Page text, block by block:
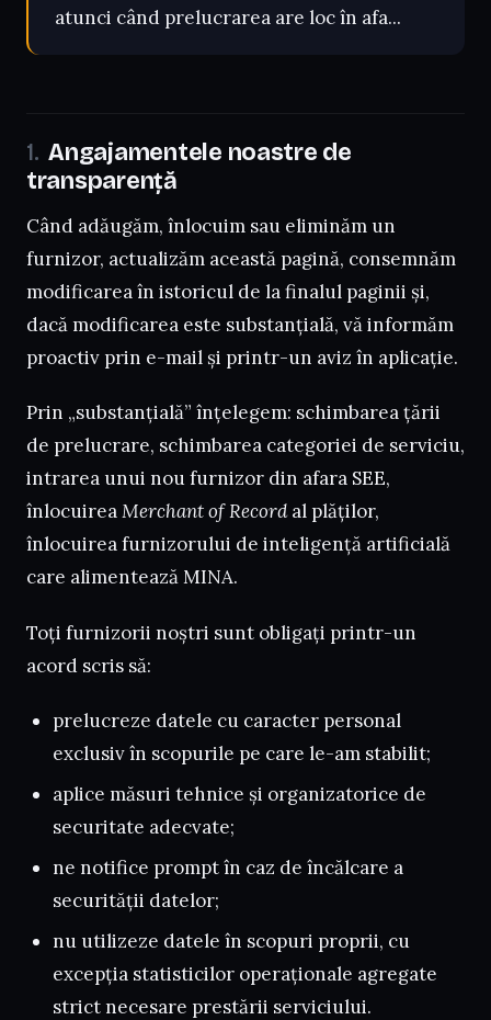
atunci când prelucrarea are loc în afa...
Angajamentele noastre de
transparență
Când adăugăm, înlocuim sau eliminăm un
furnizor, actualizăm această pagină, consemnăm
modificarea în istoricul de la finalul paginii și,
dacă modificarea este substanțială, vă informăm
proactiv prin e-mail și printr-un aviz în aplicație.
Prin „substanțială” înțelegem: schimbarea țării
de prelucrare, schimbarea categoriei de serviciu,
intrarea unui nou furnizor din afara SEE,
înlocuireaMerchant of Recordal plăților,
înlocuirea furnizorului de inteligență artificială
care alimentează MINA.
Toți furnizorii noștri sunt obligați printr-un
acord scris să:
prelucreze datele cu caracter personal
exclusiv în scopurile pe care le-am stabilit;
aplice măsuri tehnice și organizatorice de
securitate adecvate;
ne notifice prompt în caz de încălcare a
securității datelor;
nu utilizeze datele în scopuri proprii, cu
excepția statisticilor operaționale agregate
strict necesare prestării serviciului.